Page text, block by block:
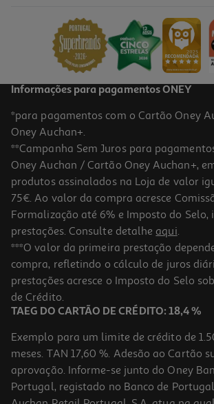
27,05 €
Champô Para Cão Menforsan Repelente 300ml
37.97 €/Lt
11,39 €
Informações para pagamentos ONEY
*para pagamentos com o Cartão Oney
Oney Auchan+.
**Campanha Sem Juros para
Oney Auchan / Cartão Oney Auchan+,
produtos assinalados na Loja de valor
75€. Ao valor da compra acresce
Formalização até 6% e Imposto do Selo,
prestações. Consulte detalhe aqui.
***O valor da primeira prestação
compra, refletindo o cálculo de juros
prestações acresce o Imposto do Selo
de Crédito.
TAEG DO CARTÃO DE CRÉDITO: 18,4 %
Exemplo para um limite de crédito de
meses. TAN 17,60 %. Adesão ao Cartão
aprovação. Informe-se junto do Oney
Portugal, registado no Banco de